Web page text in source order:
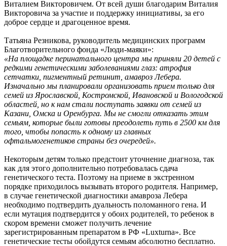
Виталием Викторовичем. От всей души благодарим Виталия
Викторовича за участие и поддержку инициативы, за его
доброе сердце и драгоценное время.
Татьяна Резникова, руководитель медицинских программ
Благотворительного фонда «Люди-маяки»:
«На площадке перинатального центра мы приняли 20 детей с
редкими генетическими заболеваниями глаз: атрофия
сетчатки, пигментный ретинит, амавроз Лебера.
Изначально мы планировали организовать прием только для
семей из Ярославской, Костромской, Ивановской и Вологодской
областей, но к нам стали поступать заявки от семей из
Казани, Омска и Оренбурга. Мы не смогли отказать этим
семьям, которые были готовы преодолеть путь в 2500 км для
того, чтобы попасть к одному из главных
офтальмогенетиков страны без очередей».
Некоторым детям только предстоит уточнение диагноза, так
как для этого дополнительно потребовалась сдача
генетического теста. Поэтому на приеме в экстренном
порядке приходилось вызывать второго родителя. Например,
в случае генетической диагностики амавроза Лебера
необходимо подтвердить дуальность поломанного гена. И
если мутация подтвердится у обоих родителей, то ребенок в
скором времени сможет получить лечение
зарегистрированным препаратом в РФ «Luxturna». Все
генетические тесты обойдутся семьям абсолютно бесплатно.